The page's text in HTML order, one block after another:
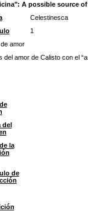
A possible source
Celestinesca
1
amor
amor de Calisto con el
del
la
de